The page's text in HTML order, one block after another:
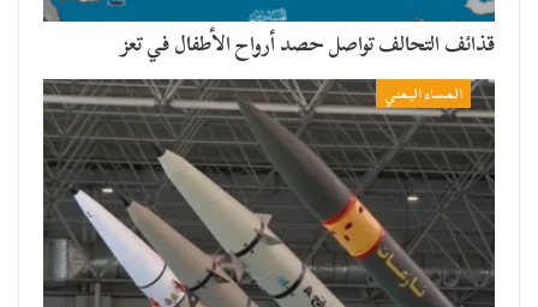
قذائف التحالف تواصل حصد أرواح الأطفال في تعز
المساء اليمني